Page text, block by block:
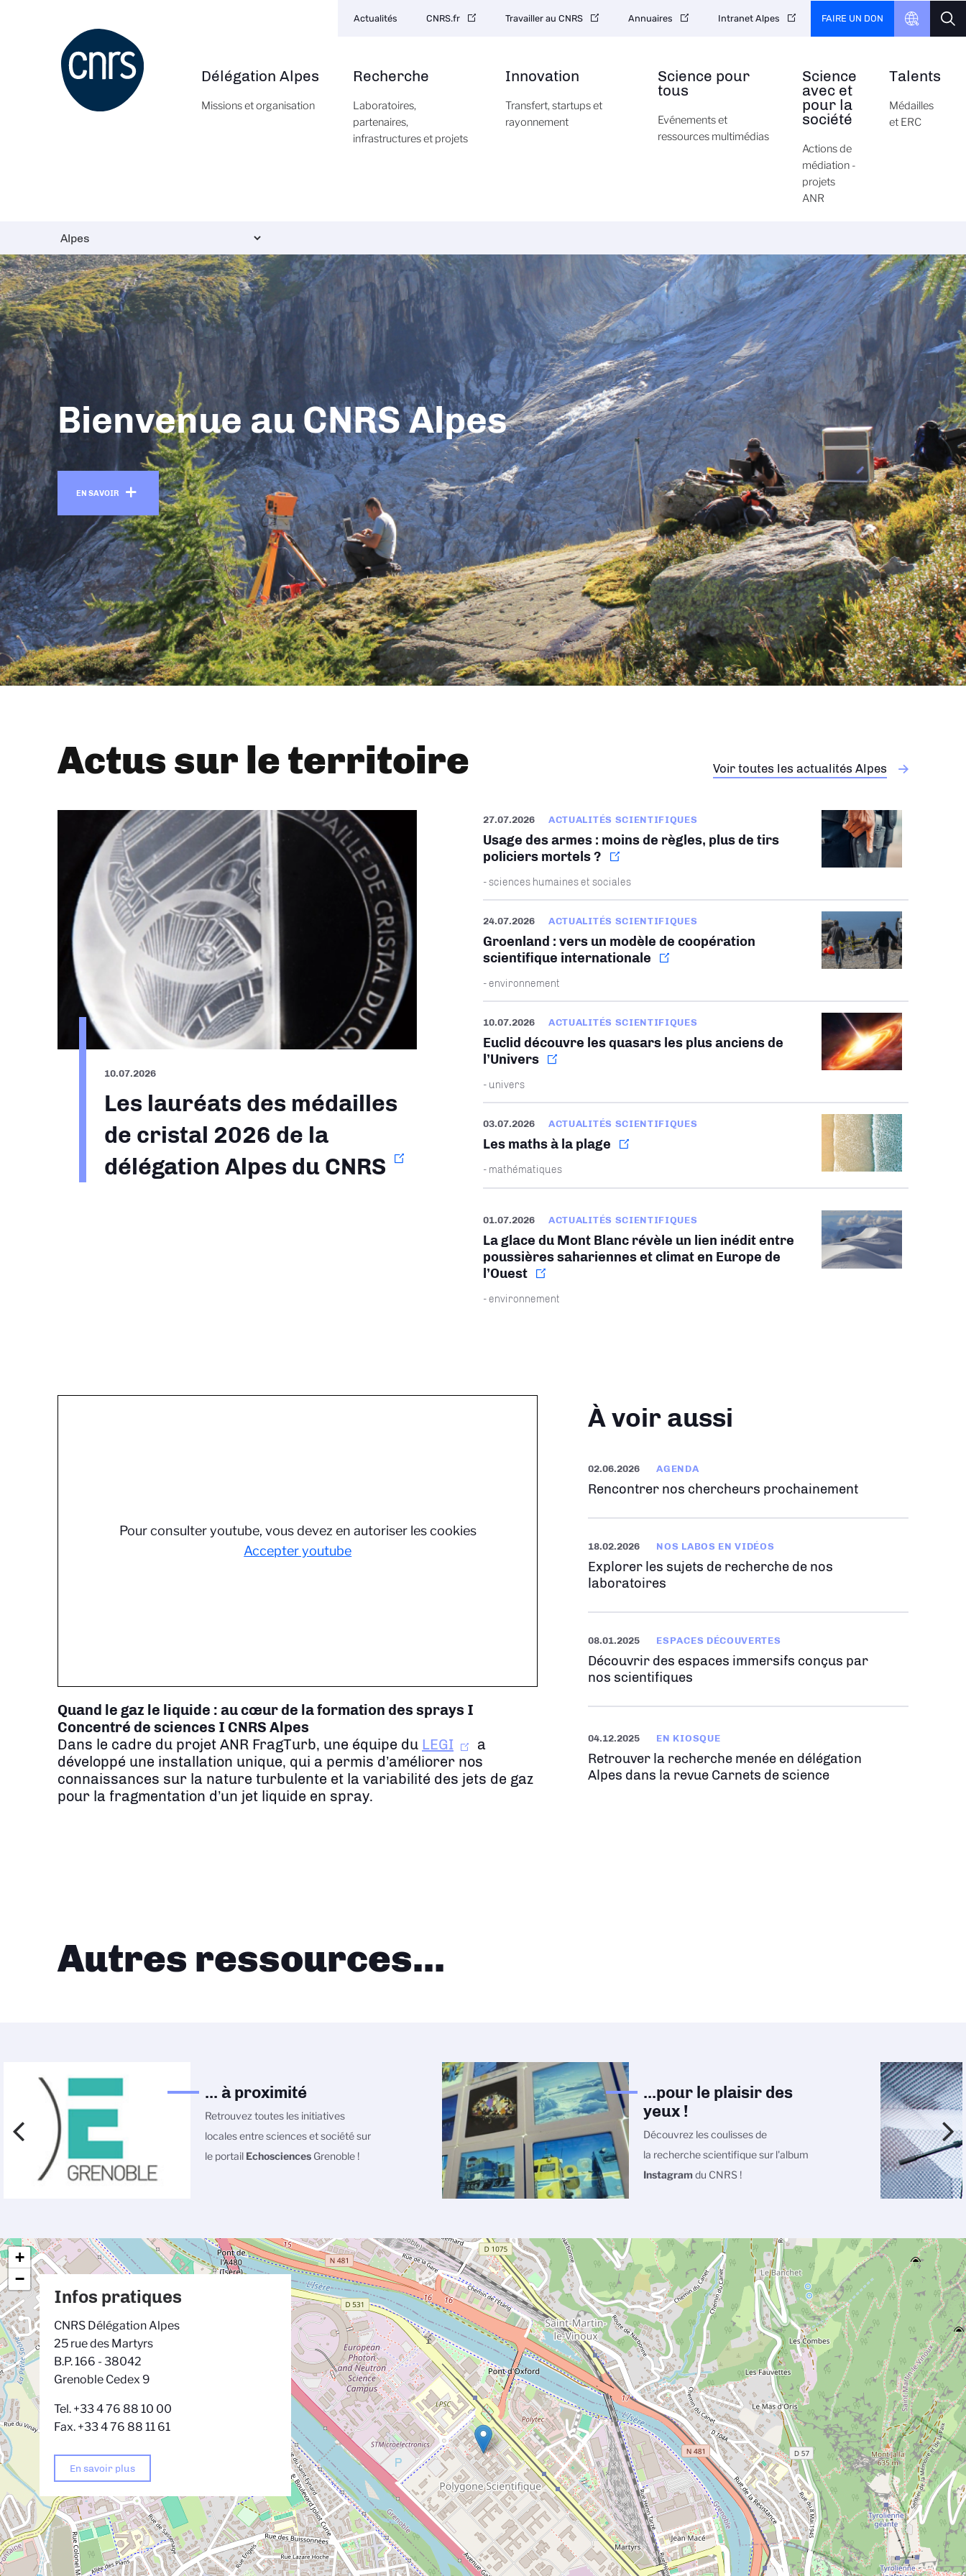
Navigation
principale
Délégation Alpes
Missions et organisation
Recherche
Laboratoires,
partenaires,
infrastructures et projets
Innovation
Transfert, startups et
rayonnement
Science pour
tous
Evénements et
ressources multimédias
Science
avec et
pour la
société
Actions de
médiation -
projets
ANR
Talents
Médailles
et ERC
secondaire
Actualités CNRS.fr Travailler au CNRS Annuaires Intranet Alpes FAIRE UN DON
Bienvenue au CNRS Alpes
EN SAVOIR
Actus sur le territoire Voir toutes les actualités Alpes
10.07.2026
Les lauréats des médailles
de cristal 2026 de la
délégation Alpes du CNRS
27.07.2026 ACTUALITÉS SCIENTIFIQUES
Usage des armes : moins de règles, plus de tirs
policiers mortels ?
- sciences humaines et sociales
24.07.2026 ACTUALITÉS SCIENTIFIQUES
Groenland : vers un modèle de coopération
scientifique internationale
- environnement
10.07.2026 ACTUALITÉS SCIENTIFIQUES
Euclid découvre les quasars les plus anciens de
l’Univers
- univers
03.07.2026 ACTUALITÉS SCIENTIFIQUES
Les maths à la plage
- mathématiques
01.07.2026 ACTUALITÉS SCIENTIFIQUES
La glace du Mont Blanc révèle un lien inédit entre
poussières sahariennes et climat en Europe de
l’Ouest
- environnement
Pour consulter youtube, vous devez en autoriser les cookies
Accepter youtube
Quand le gaz le liquide : au cœur de la formation des sprays I
Concentré de sciences I CNRS Alpes
Dans le cadre du projet ANR FragTurb, une équipe du LEGI
a
développé une installation unique, qui a permis d’améliorer nos
connaissances sur la nature turbulente et la variabilité des jets de gaz
pour la fragmentation d’un jet liquide en spray.
À voir aussi
02.06.2026 AGENDA
Rencontrer nos chercheurs prochainement
18.02.2026 NOS LABOS EN VIDÉOS
Explorer les sujets de recherche de nos
laboratoires
08.01.2025 ESPACES DÉCOUVERTES
Découvrir des espaces immersifs conçus par
nos scientifiques
04.12.2025 EN KIOSQUE
Retrouver la recherche menée en délégation
Alpes dans la revue Carnets de science
Autres ressources...
... à proximité
Retrouvez toutes les initiatives
locales entre sciences et société sur
le portail Echosciences Grenoble !
...pour le plaisir des
yeux !
Découvrez les coulisses de
la recherche scientifique sur l'album
Instagramdu CNRS !
+
−
Infos pratiques
CNRS Délégation Alpes
25 rue des Martyrs
B.P. 166 - 38042
Grenoble Cedex 9
Tel. +33 4 76 88 10 00
Fax. +33 4 76 88 11 61
En savoir plus